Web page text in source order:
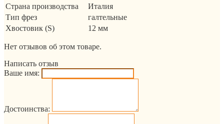
Страна производства
Италия
Тип фрез
галтельные
Хвостовик (S)
12 мм
Нет отзывов об этом товаре.
Написать отзыв
Ваше имя:
Достоинства: